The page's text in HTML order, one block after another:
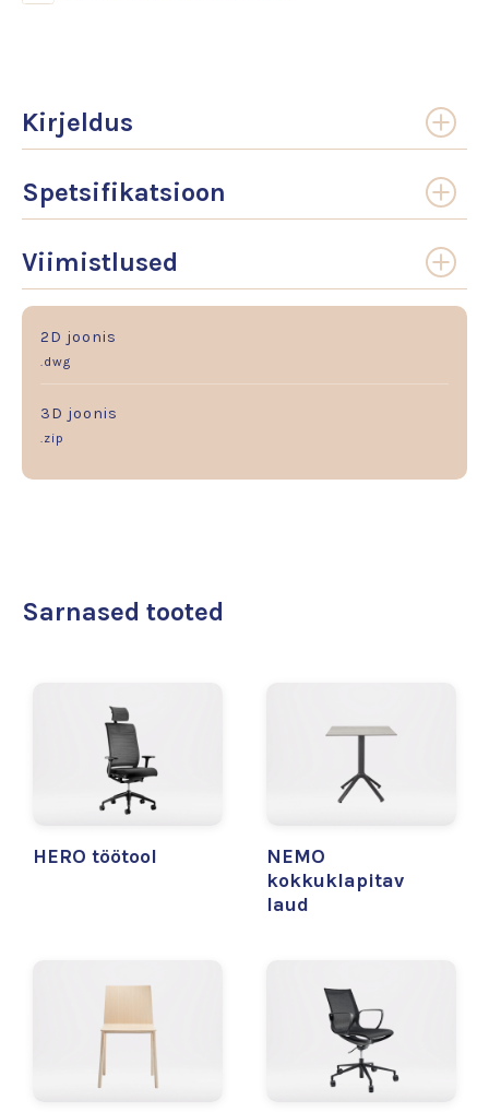
Kirjeldus
Spetsifikatsioon
Viimistlused
2D joonis
.dwg
3D joonis
.zip
Sarnased tooted
HERO töötool
NEMO
kokkuklapitav
laud